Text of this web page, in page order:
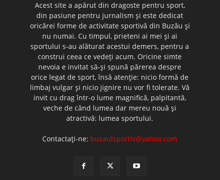
Acest site a apărut din dragoste pentru sport,
din pasiune pentru jurnalism şi este dedicat
oricărei forme de activitate sportivă din Buzău şi
nu numai. Cu timpul, prieteni ai mei şi ai
sportului s-au alăturat acestui demers, pentru a
construi ceea ce vedeţi acum. Oricine simte
nevoia e invitat să-şi spună părerea despre
orice legat de sport, însă atenţie: nicio formă de
limbaj vulgar şi nicio jignire nu vor fi tolerate. Vă
invit cu drag într-o lume magnifică, palpitantă,
veche de când lumea dar mereu nouă şi
atractivă: lumea sportului.
Contactați-ne: buzaulsportiv@yahoo.com